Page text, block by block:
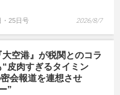
・25日号 2026/8/7
空港』が税関とのコラ
皮肉すぎるタイミン
会報道を連想させ
”